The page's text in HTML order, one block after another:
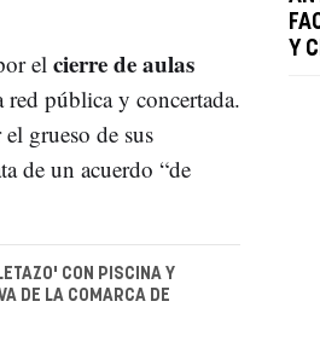
el cierre de aulas
pública y concertada.
grueso de sus
de un acuerdo “de
CON PISCINA Y
DE LA COMARCA DE
Y